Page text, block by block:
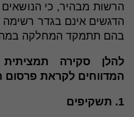
הרשות מבהיר, כי
הדגשים אינם בגדר רשימה
בהם תתמקד המחלקה
להלן סקירה
המדווחים לקראת פרסום
1. תשקיפים